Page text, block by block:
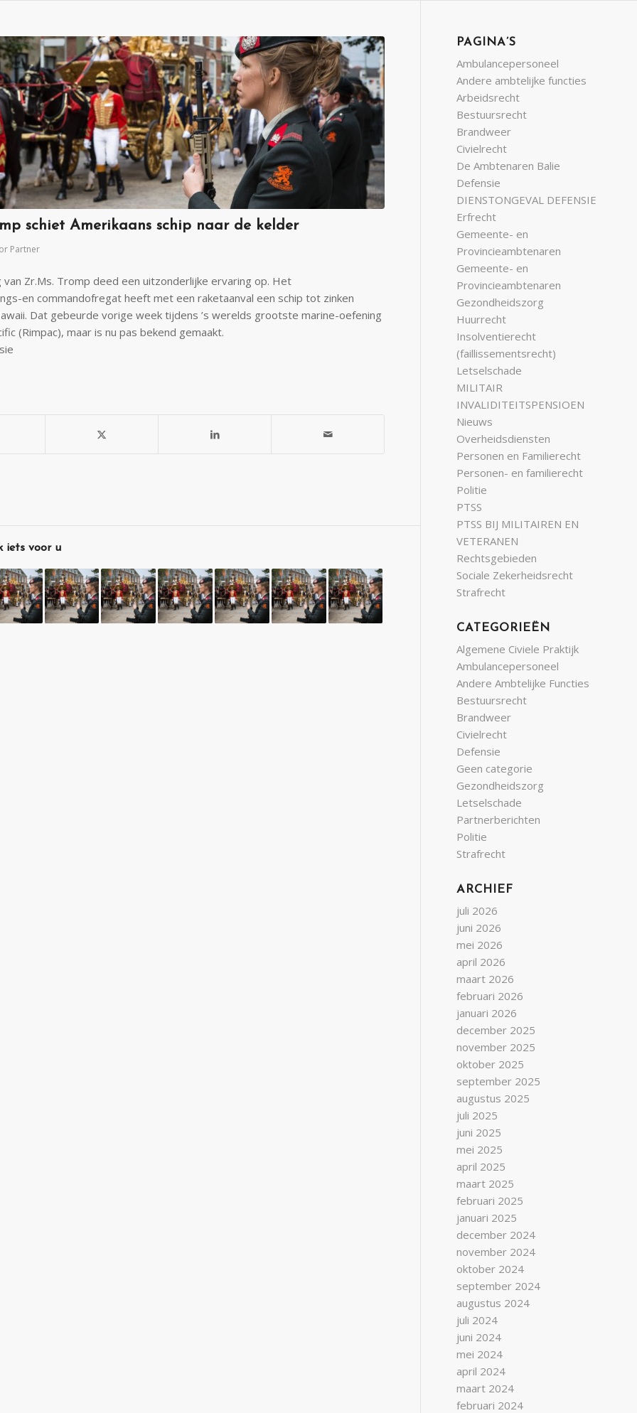
schiet Amerikaans schip naar de kelder
Partner
van Zr.Ms. Tromp deed een uitzonderlijke ervaring op. Het
en commandofregat heeft met een raketaanval een schip tot zinken
Dat gebeurde vorige week tijdens ’s werelds grootste marine-oefening
(Rimpac), maar is nu pas bekend gemaakt.
iets voor u
PAGINA’S
Ambulancepersoneel
Andere ambtelijke functies
Arbeidsrecht
Bestuursrecht
Brandweer
Civielrecht
De Ambtenaren Balie
Defensie
DIENSTONGEVAL DEFENSIE
Erfrecht
Gemeente- en
Provincieambtenaren
Gemeente- en
Provincieambtenaren
Gezondheidszorg
Huurrecht
Insolventierecht
(faillissementsrecht)
Letselschade
MILITAIR
INVALIDITEITSPENSIOEN
Nieuws
Overheidsdiensten
Personen en Familierecht
Personen- en familierecht
Politie
PTSS
PTSS BIJ MILITAIREN EN
VETERANEN
Rechtsgebieden
Sociale Zekerheidsrecht
Strafrecht
CATEGORIEËN
Algemene Civiele Praktijk
Ambulancepersoneel
Andere Ambtelijke Functies
Bestuursrecht
Brandweer
Civielrecht
Defensie
Geen categorie
Gezondheidszorg
Letselschade
Partnerberichten
Politie
Strafrecht
ARCHIEF
juli 2026
juni 2026
mei 2026
april 2026
maart 2026
februari 2026
januari 2026
december 2025
november 2025
oktober 2025
september 2025
augustus 2025
juli 2025
juni 2025
mei 2025
april 2025
maart 2025
februari 2025
januari 2025
december 2024
november 2024
oktober 2024
september 2024
augustus 2024
juli 2024
juni 2024
mei 2024
april 2024
maart 2024
februari 2024